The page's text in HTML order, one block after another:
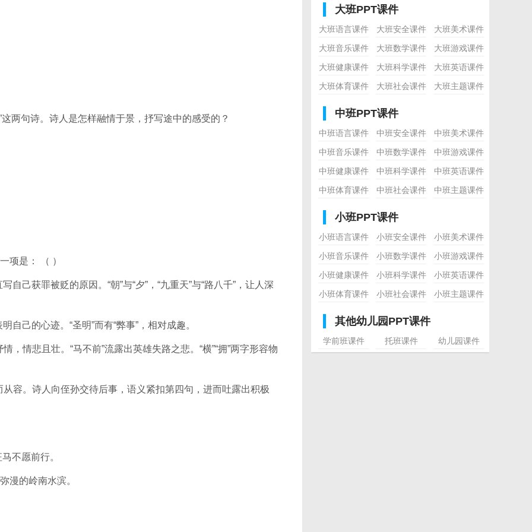
两句诗。诗人是怎样融情于景，抒写途中的感受的？
项是： （ ）
自己获罪被贬的原因。“朝”与“夕”，“九重天”与“路八千”，让人深
自己的心迹。“圣明”而有“弊事”，相对成趣。
，情悲且壮。“马不前”流露出英雄失路之悲。“横”“拥”两字形容物
容。诗人向侄孙交待后事，语义紧扣第四句，进而吐露出积极
不愿前行。
的岭南水滨。
大班PPT课件
大班语言课件 大班安全课件
大班美术课件
大班音乐课件
大班数学课件
大班游戏课件
大班健康课件
大班科学课件
大班英语课件
大班体育课件
大班社会课件 大班主题课件
中班PPT课件
中班语言课件 中班安全课件
中班美术课件
中班音乐课件
中班数学课件
中班游戏课件
中班健康课件
中班科学课件
中班英语课件
中班体育课件
中班社会课件 中班主题课件
小班PPT课件
小班语言课件 小班安全课件
小班美术课件
小班音乐课件
小班数学课件
小班游戏课件
小班健康课件
小班科学课件
小班英语课件
小班体育课件
小班社会课件 小班主题课件
其他幼儿园PPT课件
学前班课件 托班课件 幼儿园课件